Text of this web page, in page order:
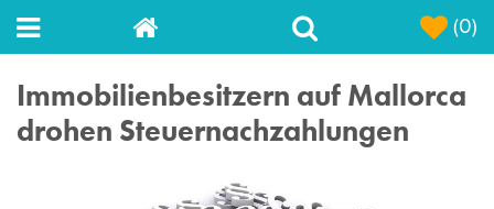
(0)
Immobilienbesitzern auf Mallorca
drohen Steuernachzahlungen